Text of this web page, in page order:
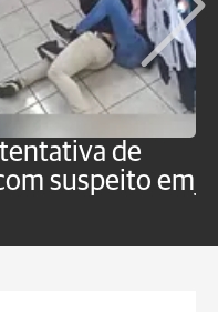
de
suspeito em